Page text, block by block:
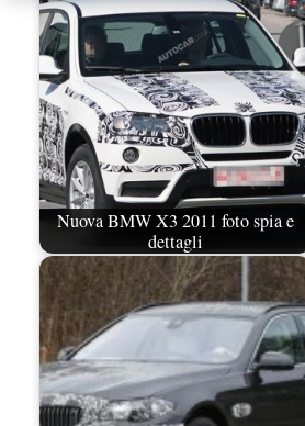
Nuova BMW X3 2011 foto spia e
dettagli